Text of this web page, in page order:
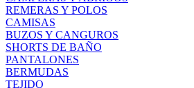
REMERAS Y POLOS
CAMISAS
BUZOS Y CANGUROS
SHORTS DE BAÑO
PANTALONES
BERMUDAS
TEJIDO